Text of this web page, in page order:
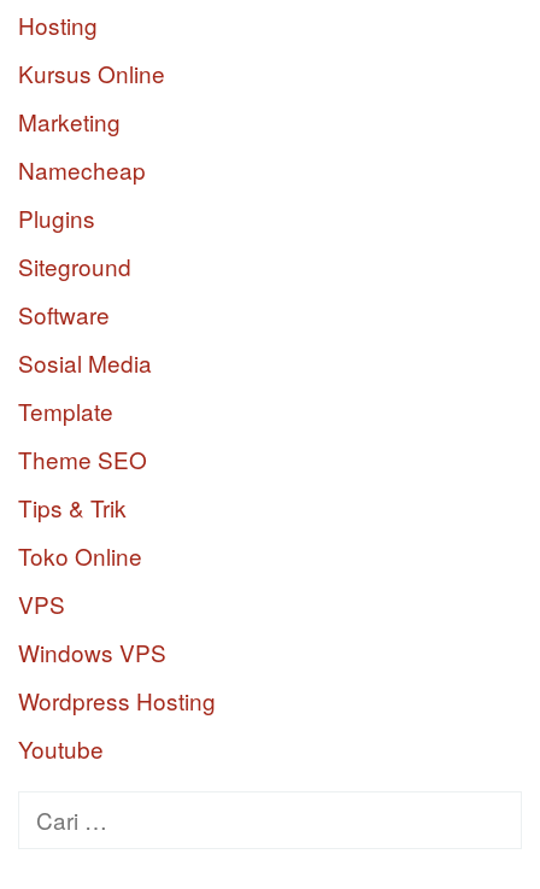
Hosting
Kursus Online
Marketing
Namecheap
Plugins
Siteground
Software
Sosial Media
Template
Theme SEO
Tips & Trik
Toko Online
VPS
Windows VPS
Wordpress Hosting
Youtube
Cari